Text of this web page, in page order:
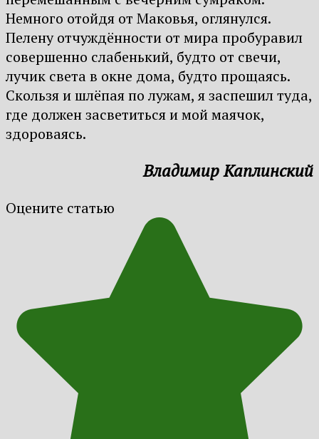
Немного отойдя от Маковья, оглянулся.
Пелену отчуждённости от мира пробуравил
совершенно слабенький, будто от свечи,
лучик света в окне дома, будто прощаясь.
Скользя и шлёпая по лужам, я заспешил туда,
где должен засветиться и мой маячок,
здороваясь.
Владимир Каплинский
Оцените статью